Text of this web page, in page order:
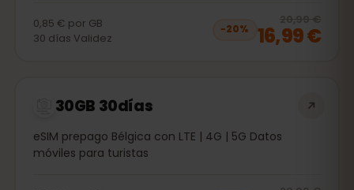
0,85 € por GB
30 días Validez
−20%
20,99 €
16,99 €
30GB 30días
eSIM prepago Bélgica con LTE | 4G | 5G Datos
móviles para turistas